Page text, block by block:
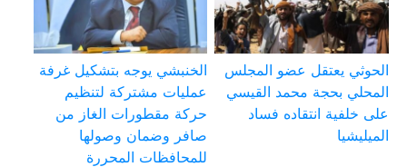
الحوثي يعتقل عضو المجلس
المحلي بحجة محمد القيسي
على خلفية انتقاده فساد
الميليشيا
الخنبشي يوجه بتشكيل غرفة
عمليات مشتركة لتنظيم
حركة مقطورات الغاز من
صافر وضمان وصولها
للمحافظات المحررة